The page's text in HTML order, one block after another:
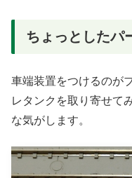
ちょっとしたパ
車端装置をつけるのが
レタンクを取り寄せて
な気がします。